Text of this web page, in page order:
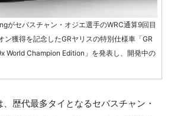
がセバスチャン・オジエ選手のWRC通算9回目
ン獲得を記念したGRヤリスの特別仕様車「GR
World Champion Edition」を発表し、開発中の
歴代最多タイとなるセバスチャン・